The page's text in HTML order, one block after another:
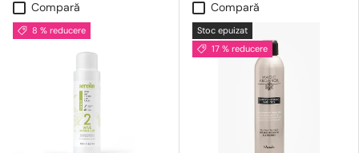
Compară
8 % reducere
Compară
Stoc epuizat
17 % reducere